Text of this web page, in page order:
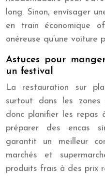
long. Sinon, envisager
en train économique
onéreuse qu’une voiture
Astuces pour
un festival
La restauration sur
surtout dans les
donc planifier les repas
préparer des encas
garantit un meilleur
marchés et
produits frais à des prix